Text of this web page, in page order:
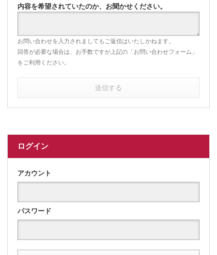
内容を希望されていたのか、お聞かせください。
お問い合わせを入力されましてもご返信はいたしかねます。
回答が必要な場合は、お手数ですが上記の「お問い合わせフォーム」
をご利用ください。
送信する
ログイン
アカウント
パスワード